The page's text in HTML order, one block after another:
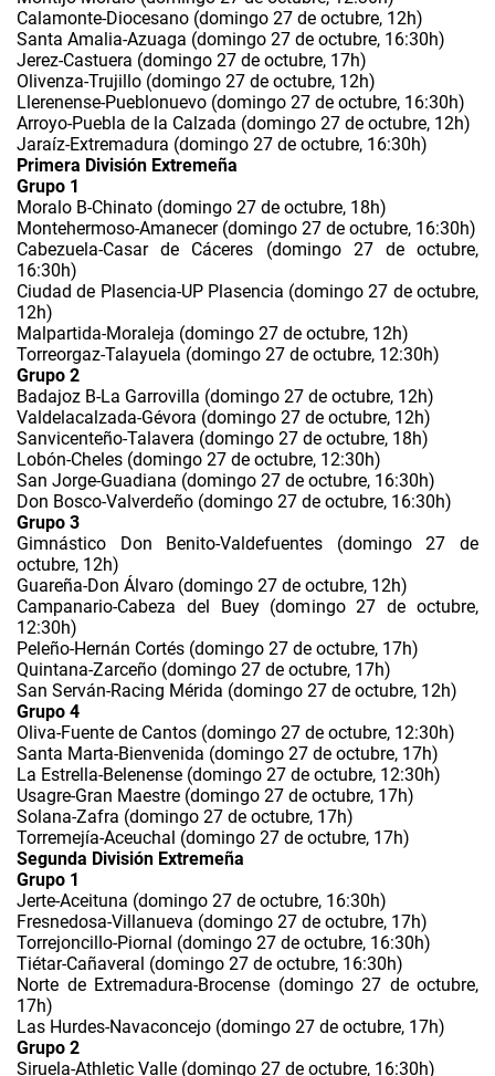
Calamonte-Diocesano (domingo 27 de octubre, 12h)
Santa Amalia-Azuaga (domingo 27 de octubre, 16:30h)
Jerez-Castuera (domingo 27 de octubre, 17h)
Olivenza-Trujillo (domingo 27 de octubre, 12h)
Llerenense-Pueblonuevo (domingo 27 de octubre, 16:30h)
Arroyo-Puebla de la Calzada (domingo 27 de octubre, 12h)
Jaraíz-Extremadura (domingo 27 de octubre, 16:30h)
Primera División Extremeña
Grupo 1
Moralo B-Chinato (domingo 27 de octubre, 18h)
Montehermoso-Amanecer (domingo 27 de octubre, 16:30h)
Cabezuela-Casar de Cáceres (domingo 27 de octubre,
16:30h)
Ciudad de Plasencia-UP Plasencia (domingo 27 de octubre,
12h)
Malpartida-Moraleja (domingo 27 de octubre, 12h)
Torreorgaz-Talayuela (domingo 27 de octubre, 12:30h)
Grupo 2
Badajoz B-La Garrovilla (domingo 27 de octubre, 12h)
Valdelacalzada-Gévora (domingo 27 de octubre, 12h)
Sanvicenteño-Talavera (domingo 27 de octubre, 18h)
Lobón-Cheles (domingo 27 de octubre, 12:30h)
San Jorge-Guadiana (domingo 27 de octubre, 16:30h)
Don Bosco-Valverdeño (domingo 27 de octubre, 16:30h)
Grupo 3
Gimnástico Don Benito-Valdefuentes (domingo 27 de
octubre, 12h)
Guareña-Don Álvaro (domingo 27 de octubre, 12h)
Campanario-Cabeza del Buey (domingo 27 de octubre,
12:30h)
Peleño-Hernán Cortés (domingo 27 de octubre, 17h)
Quintana-Zarceño (domingo 27 de octubre, 17h)
San Serván-Racing Mérida (domingo 27 de octubre, 12h)
Grupo 4
Oliva-Fuente de Cantos (domingo 27 de octubre, 12:30h)
Santa Marta-Bienvenida (domingo 27 de octubre, 17h)
La Estrella-Belenense (domingo 27 de octubre, 12:30h)
Usagre-Gran Maestre (domingo 27 de octubre, 17h)
Solana-Zafra (domingo 27 de octubre, 17h)
Torremejía-Aceuchal (domingo 27 de octubre, 17h)
Segunda División Extremeña
Grupo 1
Jerte-Aceituna (domingo 27 de octubre, 16:30h)
Fresnedosa-Villanueva (domingo 27 de octubre, 17h)
Torrejoncillo-Piornal (domingo 27 de octubre, 16:30h)
Tiétar-Cañaveral (domingo 27 de octubre, 16:30h)
Norte de Extremadura-Brocense (domingo 27 de octubre,
17h)
Las Hurdes-Navaconcejo (domingo 27 de octubre, 17h)
Grupo 2
Siruela-Athletic Valle (domingo 27 de octubre, 16:30h)